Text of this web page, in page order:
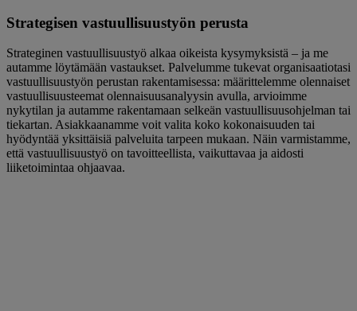
Strategisen vastuullisuustyön perusta
Strateginen vastuullisuustyö alkaa oikeista kysymyksistä – ja me
autamme löytämään vastaukset. Palvelumme tukevat organisaatiotasi
vastuullisuustyön perustan rakentamisessa: määrittelemme olennaiset
vastuullisuusteemat olennaisuusanalyysin avulla, arvioimme
nykytilan ja autamme rakentamaan selkeän vastuullisuusohjelman tai
tiekartan. Asiakkaanamme voit valita koko kokonaisuuden tai
hyödyntää yksittäisiä palveluita tarpeen mukaan. Näin varmistamme,
että vastuullisuustyö on tavoitteellista, vaikuttavaa ja aidosti
liiketoimintaa ohjaavaa.